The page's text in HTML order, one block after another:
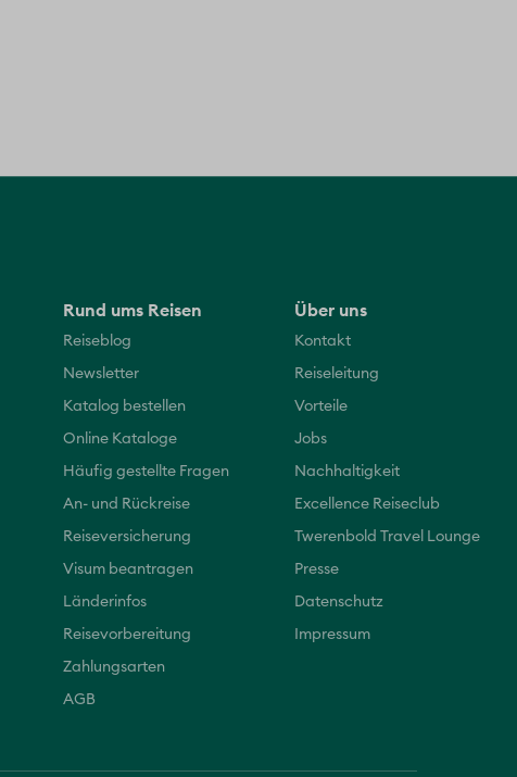
Rund ums Reisen
Reiseblog
Newsletter
Katalog bestellen
Online Kataloge
Häufig gestellte Fragen
An- und Rückreise
Reiseversicherung
Visum beantragen
Länderinfos
Reisevorbereitung
Zahlungsarten
AGB
Über uns
Kontakt
Reiseleitung
Vorteile
Jobs
Nachhaltigkeit
Excellence Reiseclub
Twerenbold Travel Lounge
Presse
Datenschutz
Impressum